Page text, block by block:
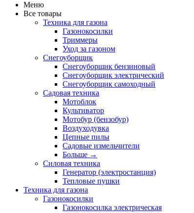
Меню
Все товары
Техника для газона
Газонокосилки
Триммеры
Уход за газоном
Снегоуборщик
Снегоуборщик бензиновый
Снегоуборщик электрический
Снегоуборщик самоходный
Садовая техника
Мотоблок
Культиватор
Мотобур (бензобур)
Воздуходувка
Цепные пилы
Садовые измельчители
Больше →
Силовая техника
Генератор (электростанция)
Тепловые пушки
Техника для газона
Газонокосилки
Газонокосилка электрическая